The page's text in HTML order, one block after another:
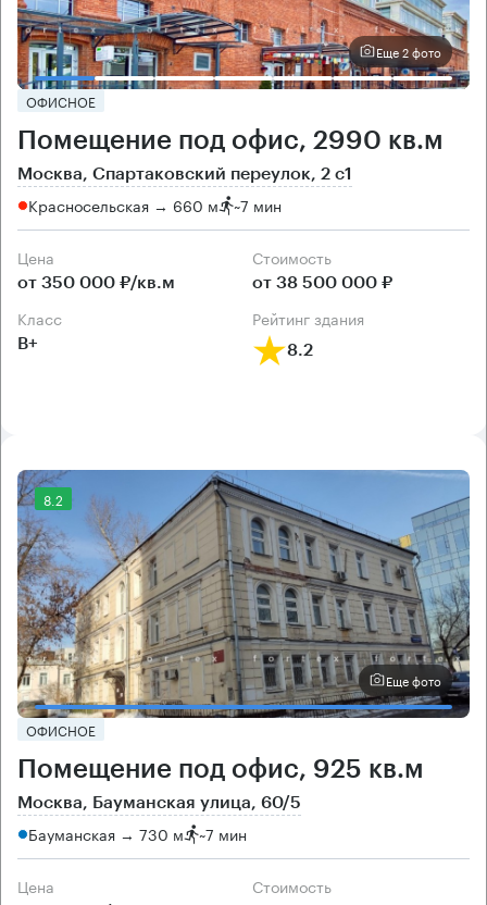
Еще 2 фото
ОФИСНОЕ
Помещение под офис, 2990 кв.м
Москва, Спартаковский переулок, 2 с1
Красносельская → 660 м ~7 мин
Цена
от 350 000 ₽/кв.м
Cтоимость
от 38 500 000 ₽
класс
B+
рейтинг здания
8.2
8.2
Еще фото
ОФИСНОЕ
Помещение под офис, 925 кв.м
Москва, Бауманская улица, 60/5
Бауманская → 730 м ~7 мин
Цена Cтоимость